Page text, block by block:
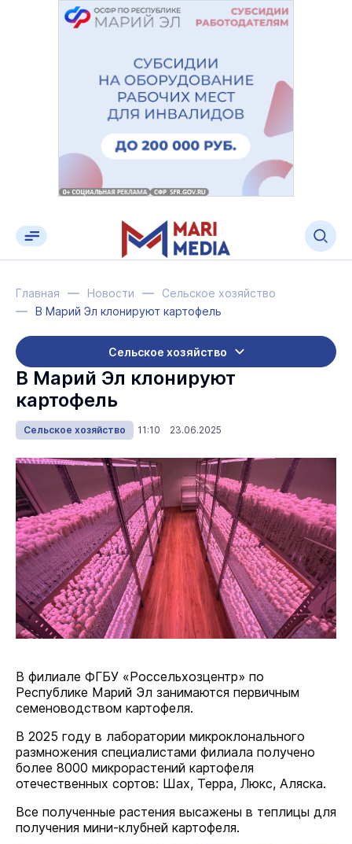
Главная Новости
Сельское хозяйство
В Марий Эл клонируют картофель
Сельское хозяйство
В Марий Эл клонируют
картофель
Сельское хозяйство 11:10 23.06.2025
В филиале ФГБУ «Россельхозцентр» по
Республике Марий Эл занимаются первичным
семеноводством картофеля.
В 2025 году в лаборатории микроклонального
размножения специалистами филиала получено
более 8000 микрорастений картофеля
отечественных сортов: Шах, Терра, Люкс, Аляска.
Все полученные растения высажены в теплицы для
получения мини-клубней картофеля.